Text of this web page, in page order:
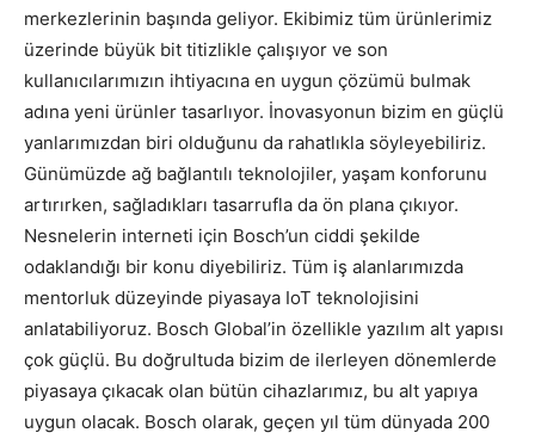
merkezlerinin başında geliyor. Ekibimiz tüm ürünlerimiz
üzerinde büyük bit titizlikle çalışıyor ve son
kullanıcılarımızın ihtiyacına en uygun çözümü bulmak
adına yeni ürünler tasarlıyor. İnovasyonun bizim en güçlü
yanlarımızdan biri olduğunu da rahatlıkla söyleyebiliriz.
Günümüzde ağ bağlantılı teknolojiler, yaşam konforunu
artırırken, sağladıkları tasarrufla da ön plana çıkıyor.
Nesnelerin interneti için Bosch’un ciddi şekilde
odaklandığı bir konu diyebiliriz. Tüm iş alanlarımızda
mentorluk düzeyinde piyasaya IoT teknolojisini
anlatabiliyoruz. Bosch Global’in özellikle yazılım alt yapısı
çok güçlü. Bu doğrultuda bizim de ilerleyen dönemlerde
piyasaya çıkacak olan bütün cihazlarımız, bu alt yapıya
uygun olacak. Bosch olarak, geçen yıl tüm dünyada 200